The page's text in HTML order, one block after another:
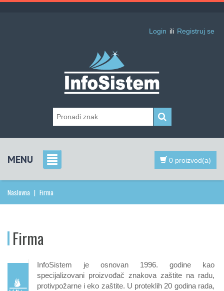
Login ili Registruj se
MENU 0 proizvod(a)
Naslovna | Firma
Firma
InfoSistem je osnovan 1996. godine kao
specijalizovani proizvođač znakova zaštite na radu,
protivpožarne i eko zaštite. U proteklih 20 godina rada,